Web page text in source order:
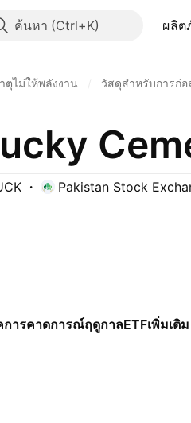
ค้นหา ผลิ
ตุไม่ให้พลังงาน วัสดุสำหรับการก่อ
Pakistan Stock
การคาดการณ์ฤดูกาลETFเพิ่มเติม